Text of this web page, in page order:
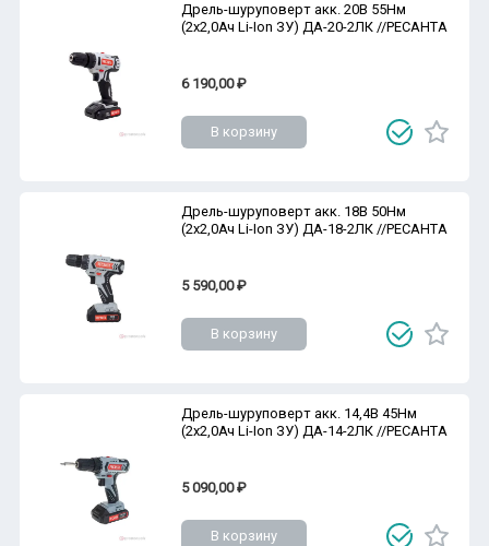
Дрель-шуруповерт акк. 20В 55Нм
(2х2,0Ач Li-Ion ЗУ) ДА-20-2ЛК //РЕСАНТА
6 190,00 ₽
В корзину
Дрель-шуруповерт акк. 18В 50Нм
(2х2,0Ач Li-Ion ЗУ) ДА-18-2ЛК //РЕСАНТА
5 590,00 ₽
В корзину
Дрель-шуруповерт акк. 14,4В 45Нм
(2х2,0Ач Li-Ion ЗУ) ДА-14-2ЛК //РЕСАНТА
5 090,00 ₽
В корзину